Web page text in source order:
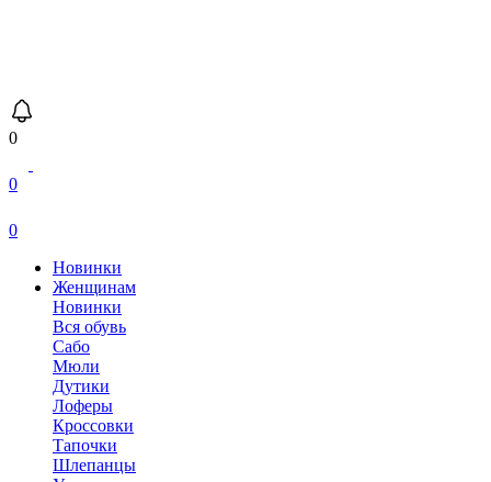
0
0
0
Новинки
Женщинам
Новинки
Вся обувь
Сабо
Мюли
Дутики
Лоферы
Кроссовки
Тапочки
Шлепанцы